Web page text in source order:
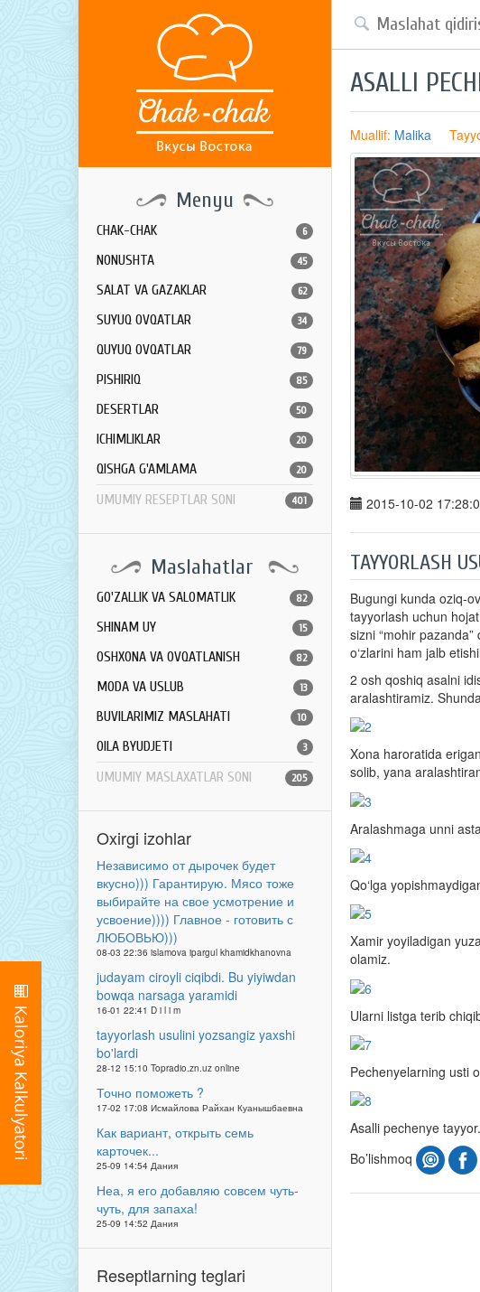
Menyu
CHAK-CHAK 6
NONUSHTA 45
SALAT VA GAZAKLAR 62
SUYUQ OVQATLAR 34
QUYUQ OVQATLAR 79
PISHIRIQ 85
DESERTLAR 50
ICHIMLIKLAR 20
QISHGA G'AMLAMA 20
UMUMIY RESEPTLAR SONI 401
Maslahatlar
GO'ZALLIK VA SALOMATLIK 82
SHINAM UY 15
OSHXONA VA OVQATLANISH 82
MODA VA USLUB 13
BUVILARIMIZ MASLAHATI 10
OILA BYUDJETI 3
UMUMIY MASLAXATLAR SONI 205
Oxirgi izohlar
Независимо от дырочек будет
вкусно))) Гарантирую. Мясо тоже
выбирайте на свое усмотрение и
усвоение)))) Главное - готовить с
ЛЮБОВЬЮ)))
08-03 22:36 islamova ipargul khamidkhanovna
judayam ciroyli ciqibdi. Bu yiyiwdan
bowqa narsaga yaramidi
16-01 22:41 D i l i m
tayyorlash usulini yozsangiz yaxshi
bo'lardi
28-12 15:10 Topradio.zn.uz online
Точно поможеть ?
17-02 17:08 Исмайлова Райхан Куанышбаевна
Как вариант, открыть семь
карточек...
25-09 14:54 Дания
Неа, я его добавляю совсем чуть-
чуть, для запаха!
25-09 14:52 Дания
Reseptlarning teglari
ASALLI
Muallif: Malika
2015-10-02
TAYYORLASH
Bugungi kunda oziq-
tayyorlash uchun
sizni “mohir
o‘zlarini ham jalb
2 osh qoshiq asalni
aralashtiramiz.
Xona haroratida
solib, yana
Aralashmaga unni
Qo‘lga
Xamir yoyiladigan
olamiz.
Ularni listga terib
Pechenyelarning usti
Asalli pechenye
Bo’lishmoq